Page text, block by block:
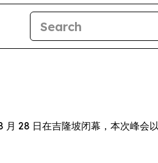
28 日在吉隆坡闭幕，本次峰会